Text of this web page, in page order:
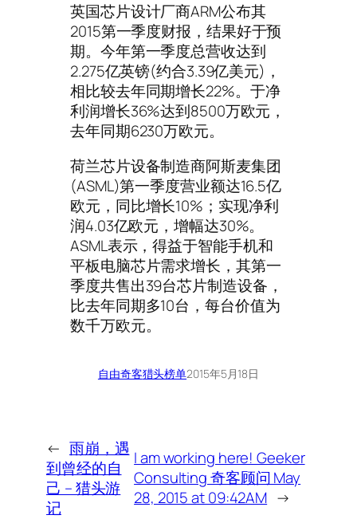
英国芯片设计厂商ARM公布其
2015第一季度财报，结果好于预
期。今年第一季度总营收达到
2.275亿英镑(约合3.39亿美元)，
相比较去年同期增长22%。于净
利润增长36%达到8500万欧元，
去年同期6230万欧元。
荷兰芯片设备制造商阿斯麦集团
(ASML)第一季度营业额达16.5亿
欧元，同比增长10%；实现净利
润4.03亿欧元，增幅达30%。
ASML表示，得益于智能手机和
平板电脑芯片需求增长，其第一
季度共售出39台芯片制造设备，
比去年同期多10台，每台价值为
数千万欧元。
自由奇客猎头榜单2015年5月18日
← 雨崩，遇
到曾经的自
己 – 猎头游
记
I am working here! Geeker
Consulting 奇客顾问 May
28, 2015 at 09:42AM →